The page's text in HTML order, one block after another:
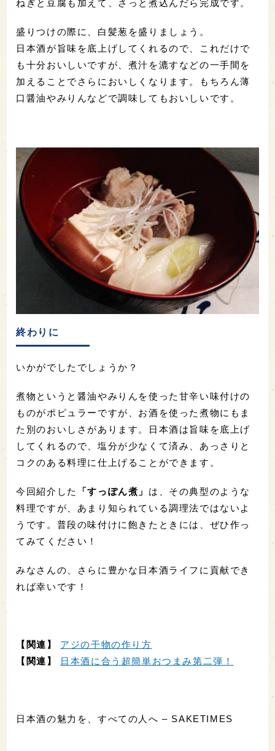
ねぎと豆腐も加えて、さっと煮込んだら完成です。
盛りつけの際に、白髪葱を盛りましょう。
日本酒が旨味を底上げしてくれるので、これだけで
も十分おいしいですが、煮汁を漉すなどの一手間を
加えることでさらにおいしくなります。もちろん薄
口醤油やみりんなどで調味してもおいしいです。
終わりに
いかがでしたでしょうか？
煮物というと醤油やみりんを使った甘辛い味付けの
ものがポピュラーですが、お酒を使った煮物にもま
た別のおいしさがあります。日本酒は旨味を底上げ
してくれるので、塩分が少なくて済み、あっさりと
コクのある料理に仕上げることができます。
今回紹介した 「すっぽん煮」 は、その典型のような
料理ですが、あまり知られている調理法ではないよ
うです。普段の味付けに飽きたときには、ぜひ作っ
てみてください！
みなさんの、さらに豊かな日本酒ライフに貢献でき
れば幸いです！
【関連】 アジの干物の作り方
【関連】
日本酒に合う超簡単おつまみ第二弾！
日本酒の魅力を、すべての人へ – SAKETIMES